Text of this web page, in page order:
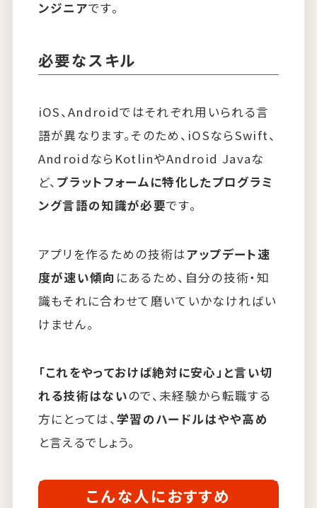
ンジニアです。
必要なスキル
iOS、Androidではそれぞれ用いられる言
語が異なります。そのため、iOSならSwift、
AndroidならKotlinやAndroid Javaな
ど、 プラットフォームに特化したプログラミ
ング言語の知識が必要です。
アプリを作るための技術はアップデート速
度が速い傾向 にあるため、自分の技術・知
識もそれに合わせて磨いていかなければい
けません。
「これをやっておけば絶対に安心」と言い切
れる技術はないので、未経験から転職する
方にとっては、学習のハードルはやや高め
と言えるでしょう。
こんな人におすすめ